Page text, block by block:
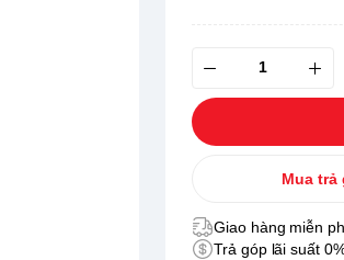
Mua trả
Giao hàng miễn
Trả góp lãi suất